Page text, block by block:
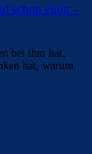
dann noch
los.